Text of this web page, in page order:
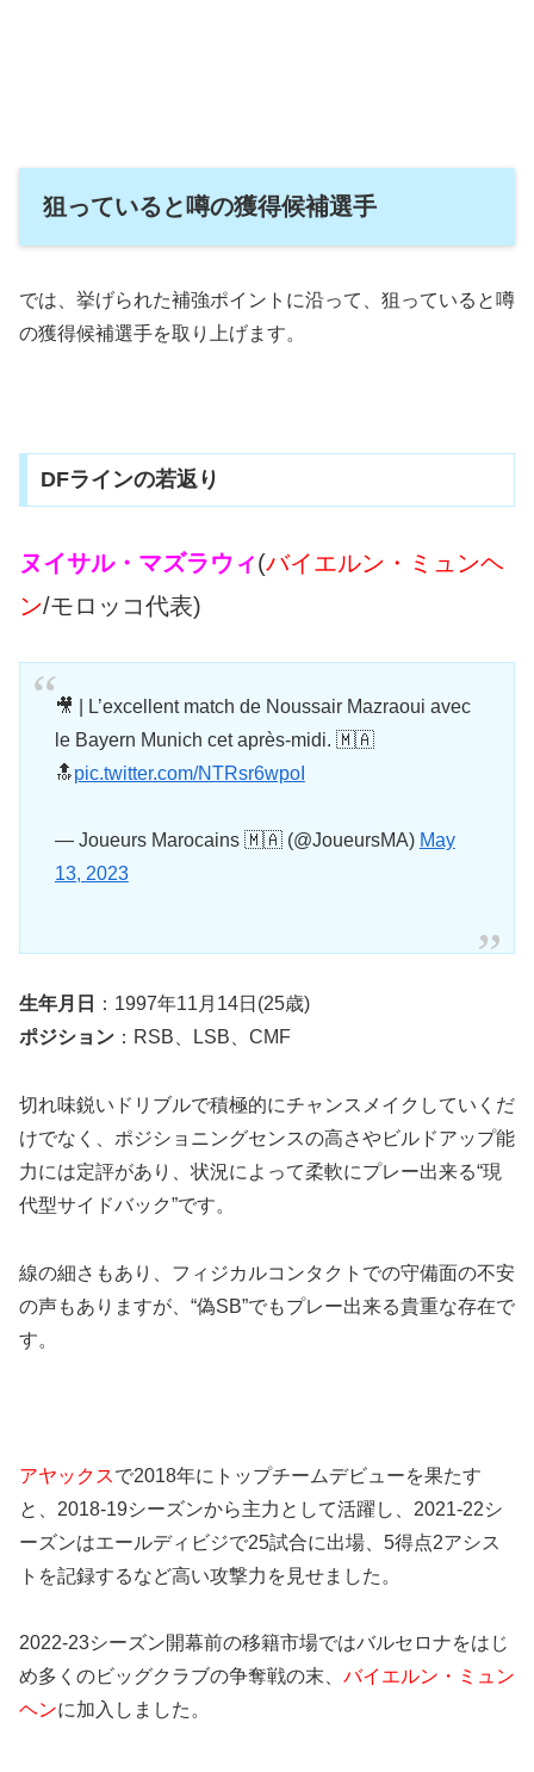
狙っていると噂の獲得候補選手
では、挙げられた補強ポイントに沿って、狙っていると噂
の獲得候補選手を取り上げます。
DFラインの若返り
ヌイサル・マズラウィ(バイエルン・ミュンヘ
ン/モロッコ代表)
🎥 | L’excellent match de Noussair Mazraoui avec
le Bayern Munich cet après-midi. 🇲🇦
🔝pic.twitter.com/NTRsr6wpoI
— Joueurs Marocains 🇲🇦 (@JoueursMA) May
13, 2023
生年月日
：1997年11月14日(25歳)
ポジション ：RSB、LSB、CMF
切れ味鋭いドリブルで積極的にチャンスメイクしていくだ
けでなく、ポジショニングセンスの高さやビルドアップ能
力には定評があり、状況によって柔軟にプレー出来る“現
代型サイドバック”です。
線の細さもあり、フィジカルコンタクトでの守備面の不安
の声もありますが、“偽SB”でもプレー出来る貴重な存在で
す。
アヤックスで2018年にトップチームデビューを果たす
と、2018-19シーズンから主力として活躍し、2021-22シ
ーズンはエールディビジで25試合に出場、5得点2アシス
トを記録するなど高い攻撃力を見せました。
2022-23シーズン開幕前の移籍市場ではバルセロナをはじ
め多くのビッグクラブの争奪戦の末、 バイエルン・ミュン
ヘンに加入しました。